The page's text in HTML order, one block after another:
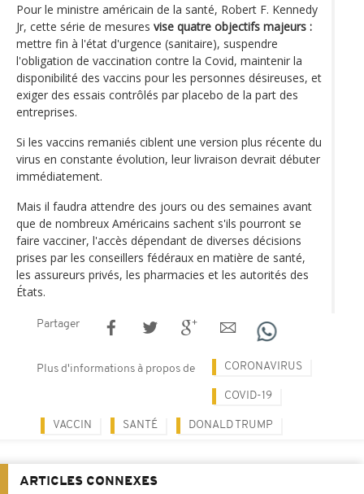
Pour le ministre américain de la santé, Robert F. Kennedy
Jr, cette série de mesures vise quatre objectifs majeurs :
mettre fin à l'état d'urgence (sanitaire), suspendre
l'obligation de vaccination contre la Covid, maintenir la
disponibilité des vaccins pour les personnes désireuses, et
exiger des essais contrôlés par placebo de la part des
entreprises.
Si les vaccins remaniés ciblent une version plus récente du
virus en constante évolution, leur livraison devrait débuter
immédiatement.
Mais il faudra attendre des jours ou des semaines avant
que de nombreux Américains sachent s'ils pourront se
faire vacciner, l'accès dépendant de diverses décisions
prises par les conseillers fédéraux en matière de santé,
les assureurs privés, les pharmacies et les autorités des
États.
Partager
Plus d'informations à propos de CORONAVIRUS
COVID-19
VACCIN SANTÉ DONALD TRUMP
ARTICLES CONNEXES